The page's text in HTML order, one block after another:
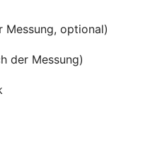
Messung, optional)
der Messung)